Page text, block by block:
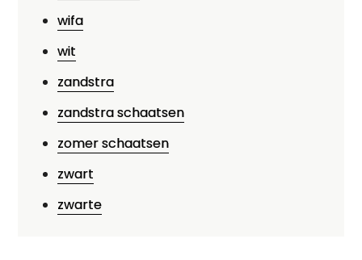
wifa
wit
zandstra
zandstra schaatsen
zomer schaatsen
zwart
zwarte